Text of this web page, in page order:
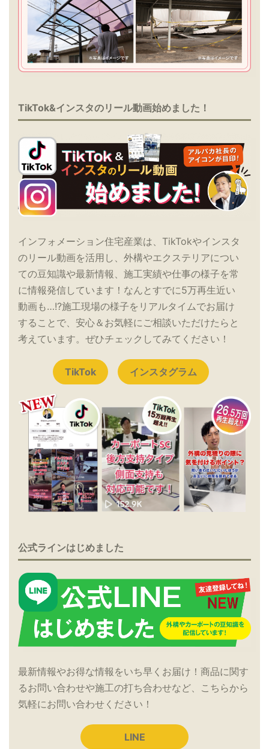
TikTok&インスタのリール動画始めました！
インフォメーション住宅産業は、TikTokやインスタ
のリール動画を活用し、外構やエクステリアについ
ての豆知識や最新情報、施工実績や仕事の様子を常
に情報発信しています！なんとすでに5万再生近い
動画も…!?施工現場の様子をリアルタイムでお届け
することで、安心＆お気軽にご相談いただけたらと
考えています。ぜひチェックしてみてください！
TikTok インスタグラム
公式ラインはじめました
最新情報やお得な情報をいち早くお届け！商品に関す
るお問い合わせや施工の打ち合わせなど、こちらから
気軽にお問い合わせください！
LINE